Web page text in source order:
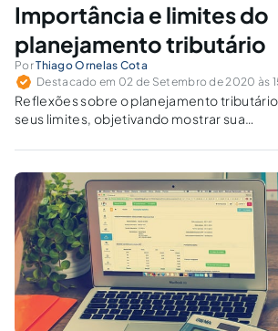
Importância e limites do
planejamento tributário
PorThiago Ornelas Cota
Destacado em 02 de Setembro de 2020 às
Reflexões sobre o planejamento
seus limites, objetivando mostrar sua
minimizar os custos por meio de redução
impostos.